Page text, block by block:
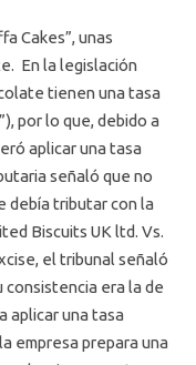
Cakes”, unas
En la legislación
tienen una tasa
por lo que, debido a
aplicar una tasa
señaló que no
debía tributar con la
Biscuits UK ltd. Vs.
el tribunal señaló
consistencia era la de
aplicar una tasa
empresa prepara una